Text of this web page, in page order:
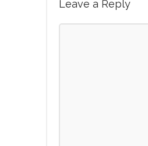
Leave a Reply